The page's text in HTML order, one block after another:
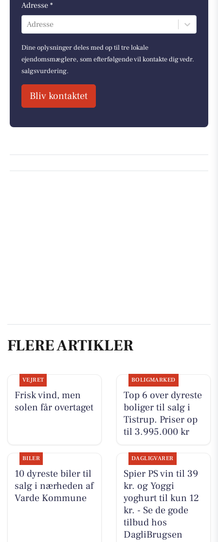
Adresse *
Adresse
Dine oplysninger deles med op til tre lokale
ejendomsmæglere, som efterfølgende vil kontakte dig vedr.
salgsvurdering.
Bliv kontaktet
FLERE ARTIKLER
VEJRET
Frisk vind, men
solen får overtaget
BOLIGMARKED
Top 6 over dyreste
boliger til salg i
Tistrup. Priser op
til 3.995.000 kr
BILER
10 dyreste biler til
salg i nærheden af
Varde Kommune
DAGLIGVARER
Spier PS vin til 39
kr. og Yoggi
yoghurt til kun 12
kr. - Se de gode
tilbud hos
DagliBrugsen